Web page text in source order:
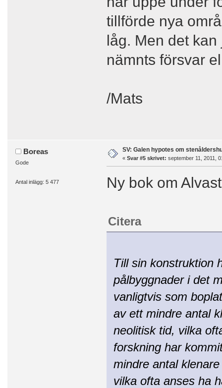
tillförde nya
låg. Men det
nämnts försvar
/Mats
Boreas
Gode
Antal inlägg: 5 477
SV: Galen hypotes om
« Svar #5 skrivet: september 11, 2011,
Ny bok om
Citera
Till sin konstruktion
pålbyggnader i det
vanligtvis som
av ett mindre antal
neolitisk tid, vilka
forskning har
mindre antal
vilka ofta anses ha